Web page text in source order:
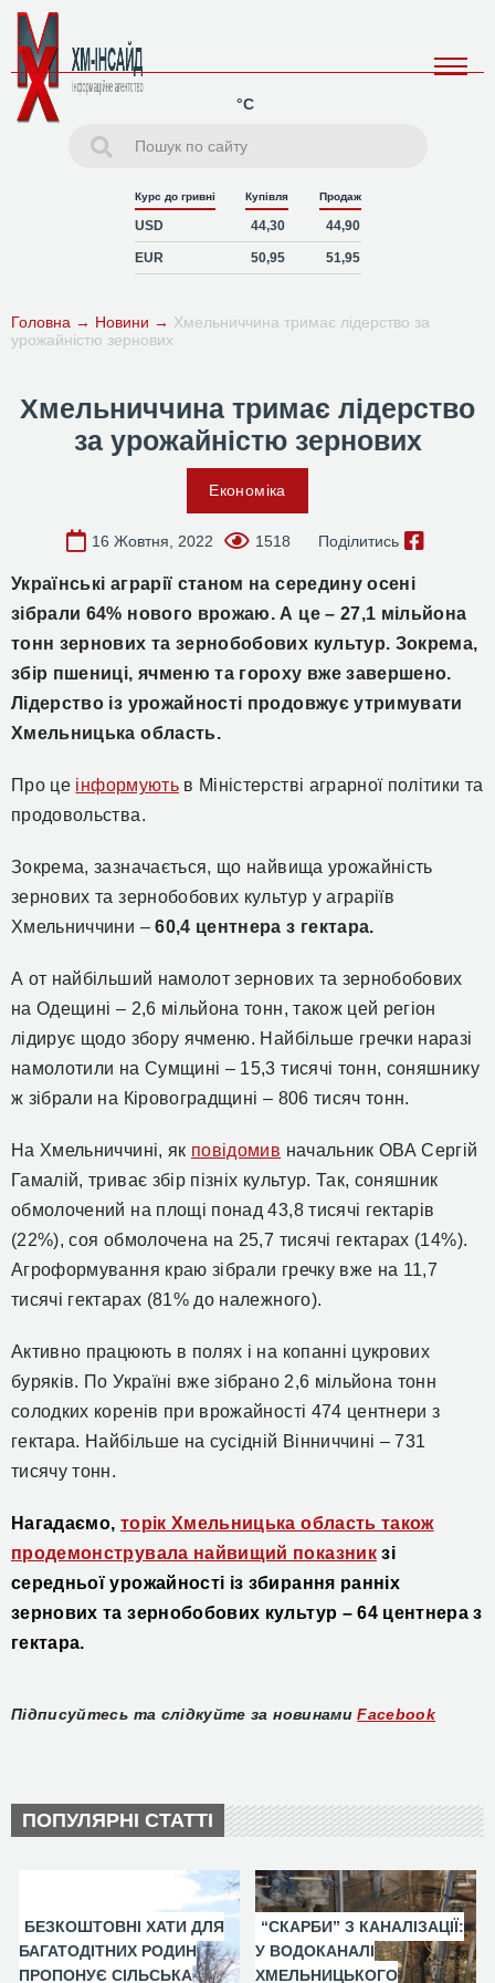
°C
Курс до гривні Купівля Продаж
USD 44,30 44,90
EUR 50,95 51,95
Головна → Новини → Хмельниччина тримає лідерство за
урожайністю зернових
Хмельниччина тримає лідерство
за урожайністю зернових
Економіка
16 Жовтня, 2022 1518 Поділитись
Українські аграрії станом на середину осені
зібрали 64% нового врожаю. А це – 27,1 мільйона
тонн зернових та зернобобових культур. Зокрема,
збір пшениці, ячменю та гороху вже завершено.
Лідерство із урожайності продовжує утримувати
Хмельницька область.
Про це інформуютьв Міністерстві аграрної політики та
продовольства.
Зокрема, зазначається, що найвища урожайність
зернових та зернобобових культур у аграріїв
Хмельниччини –60,4 центнера з гектара.
А от найбільший намолот зернових та зернобобових
на Одещині – 2,6 мільйона тонн, також цей регіон
лідирує щодо збору ячменю. Найбільше гречки наразі
намолотили на Сумщині – 15,3 тисячі тонн, соняшнику
ж зібрали на Кіровоградщині – 806 тисяч тонн.
На Хмельниччині, як повідомив начальник ОВА Сергій
Гамалій, триває збір пізніх культур. Так, соняшник
обмолочений на площі понад 43,8 тисячі гектарів
(22%), соя обмолочена на 25,7 тисячі гектарах (14%).
Агроформування краю зібрали гречку вже на 11,7
тисячі гектарах (81% до належного).
Активно працюють в полях і на копанні цукрових
буряків. По Україні вже зібрано 2,6 мільйона тонн
солодких коренів при врожайності 474 центнери з
гектара. Найбільше на сусідній Вінниччині – 731
тисячу тонн.
Нагадаємо, торік Хмельницька область також
продемонструвала найвищий показникзі
середньої урожайності із збирання ранніх
зернових та зернобобових культур –64 центнера з
гектара.
Підписуйтесь та слідкуйте за новинами Facebook
ПОПУЛЯРНІ СТАТТІ
БЕЗКОШТОВНІ ХАТИ ДЛЯ
БАГАТОДІТНИХ РОДИН
ПРОПОНУЄ СІЛЬСЬКА
“СКАРБИ” З КАНАЛІЗАЦІЇ:
У ВОДОКАНАЛІ
ХМЕЛЬНИЦЬКОГО